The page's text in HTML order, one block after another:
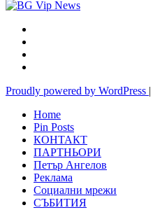
Proudly powered by WordPress |
Home
Pin Posts
КОНТАКТ
ПАРТНЬОРИ
Петър Ангелов
Реклама
Социални мрежи
СЪБИТИЯ